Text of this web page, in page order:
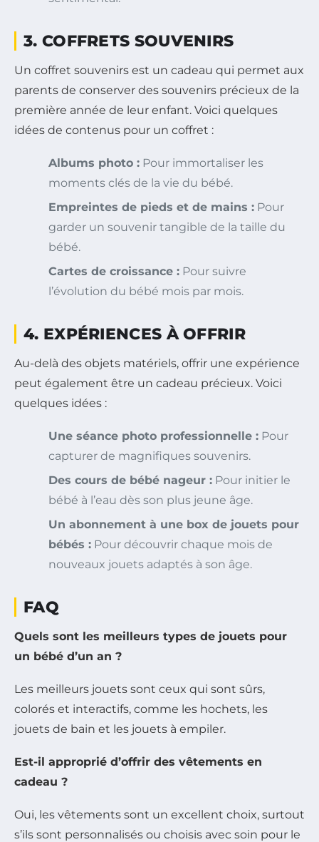
3. COFFRETS SOUVENIRS
Un coffret souvenirs est un cadeau qui permet aux
parents de conserver des souvenirs précieux de la
première année de leur enfant. Voici quelques
idées de contenus pour un coffret :
Albums photo : Pour immortaliser les
moments clés de la vie du bébé.
Empreintes de pieds et de mains : Pour
garder un souvenir tangible de la taille du
bébé.
Cartes de croissance : Pour suivre
l’évolution du bébé mois par mois.
4. EXPÉRIENCES À OFFRIR
Au-delà des objets matériels, offrir une expérience
peut également être un cadeau précieux. Voici
quelques idées :
Une séance photo professionnelle : Pour
capturer de magnifiques souvenirs.
Des cours de bébé nageur : Pour initier le
bébé à l’eau dès son plus jeune âge.
Un abonnement à une box de jouets pour
bébés : Pour découvrir chaque mois de
nouveaux jouets adaptés à son âge.
FAQ
Quels sont les meilleurs types de jouets pour
un bébé d’un an ?
Les meilleurs jouets sont ceux qui sont sûrs,
colorés et interactifs, comme les hochets, les
jouets de bain et les jouets à empiler.
Est-il approprié d’offrir des vêtements en
cadeau ?
Oui, les vêtements sont un excellent choix, surtout
s’ils sont personnalisés ou choisis avec soin pour le